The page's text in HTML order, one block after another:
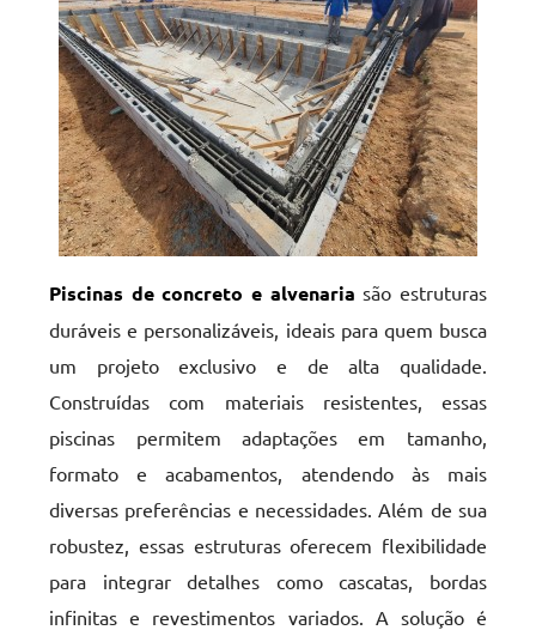
Piscinas de concreto e alvenaria são estruturas
duráveis e personalizáveis, ideais para quem busca
um projeto exclusivo e de alta qualidade.
Construídas com materiais resistentes, essas
piscinas permitem adaptações em tamanho,
formato e acabamentos, atendendo às mais
diversas preferências e necessidades. Além de sua
robustez, essas estruturas oferecem flexibilidade
para integrar detalhes como cascatas, bordas
infinitas e revestimentos variados. A solução é